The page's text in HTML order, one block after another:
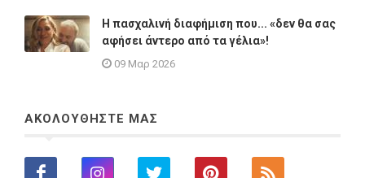
Η πασχαλινή διαφήμιση που... «δεν θα σας
αφήσει άντερο από τα γέλια»!
09 Μαρ 2026
ΑΚΟΛΟΥΘΗΣΤΕ ΜΑΣ